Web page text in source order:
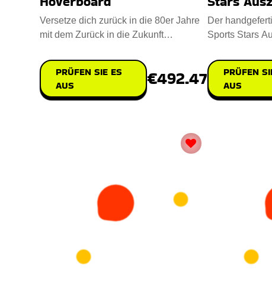
Versetze dich zurück in die 80er Jahre
mit dem Zurück in die Zukunft
PRÜFEN SIE ES
AUS
€492.47
Der
Sports Stars
PRÜFEN
AUS